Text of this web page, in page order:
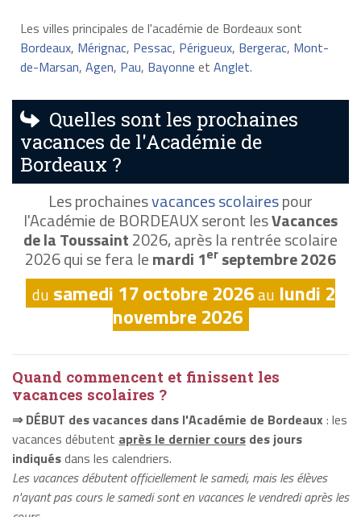
Les villes principales de l'académie de Bordeaux sont
Bordeaux, Mérignac, Pessac, Périgueux, Bergerac, Mont-
de-Marsan, Agen, Pau, Bayonne et Anglet.
Quelles sont les prochaines
vacances de l'Académie de
Bordeaux ?
Les prochainesvacances scolairespour
l'Académie de BORDEAUX seront lesVacances
de la Toussaint2026, après la rentrée scolaire
2026 qui se fera lemardi 1er septembre 2026
du samedi 17 octobre 2026au lundi 2
novembre 2026
Quand commencent et finissent les
vacances scolaires ?
⇒ DÉBUT des vacances dans l'Académie de Bordeaux : les
vacances débutent après le dernier cours des jours
indiquésdans les calendriers.
Les vacances débutent officiellement le samedi, mais les élèves
n'ayant pas cours le samedi sont en vacances le vendredi après les